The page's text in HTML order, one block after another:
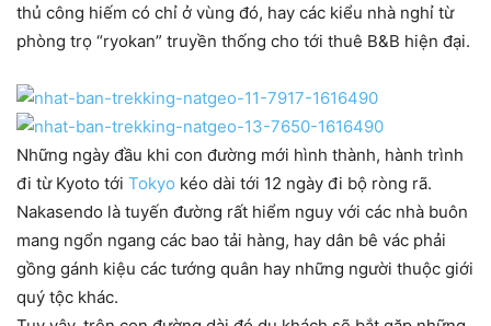
thủ công hiếm có chỉ ở vùng đó, hay các kiểu nhà nghỉ từ
phòng trọ “ryokan” truyền thống cho tới thuê B&B hiện đại.
Những ngày đầu khi con đường mới hình thành, hành trình
đi từ Kyoto tới Tokyo kéo dài tới 12 ngày đi bộ ròng rã.
Nakasendo là tuyến đường rất hiểm nguy với các nhà buôn
mang ngổn ngang các bao tải hàng, hay dân bê vác phải
gồng gánh kiệu các tướng quân hay những người thuộc giới
quý tộc khác.